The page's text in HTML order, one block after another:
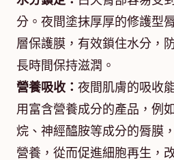
分。夜間塗抹厚厚的修護型
層保護膜，有效鎖住水分，
長時間保持滋潤。
營養吸收： 夜間肌膚的吸收
用富含營養成分的產品，例
烷、神經醯胺等成分的脣膜
營養，從而促進細胞再生，